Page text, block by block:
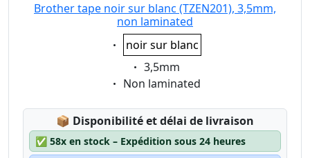
Brother tape noir sur blanc (TZEN201), 3,5mm,
non laminated
Eigenschaft:
noir sur blanc
Eigenschaft:
3,5mm
Eigenschaft:
Non laminated
📦 Lagerstatus:
Disponibilité et délai de livraison
✅ 58x en stock – Expédition sous 24 heures